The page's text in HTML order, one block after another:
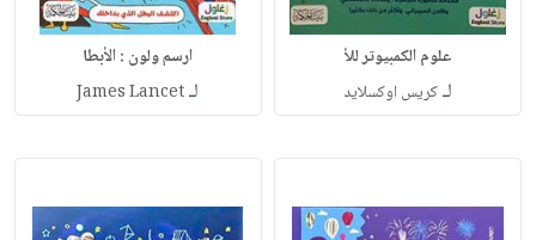
علوم الكمبيوتر للأ
لـكريس اوكسلايد
ارسم ولون : الأبطا
لـJames Lancet